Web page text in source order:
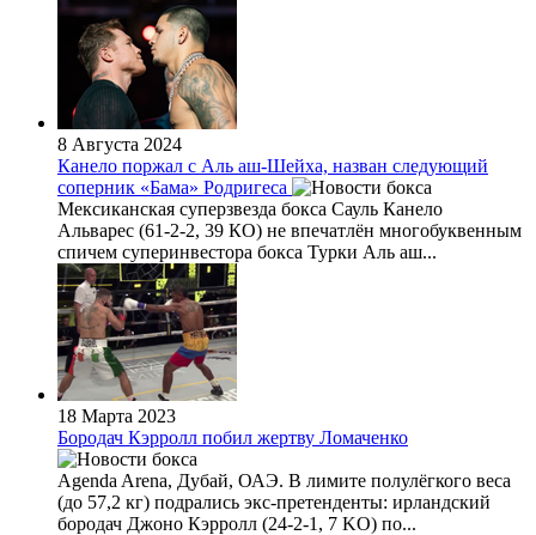
8 Августа 2024
Канело поржал с Аль аш-Шейха, назван следующий
соперник «Бама» Родригеса
Мексиканская суперзвезда бокса Сауль Канело
Альварес (61-2-2, 39 КО) не впечатлён многобуквенным
спичем суперинвестора бокса Турки Аль аш...
18 Марта 2023
Бородач Кэрролл побил жертву Ломаченко
Agenda Arena, Дубай, ОАЭ. В лимите полулёгкого веса
(до 57,2 кг) подрались экс-претенденты: ирландский
бородач Джоно Кэрролл (24-2-1, 7 KO) по...